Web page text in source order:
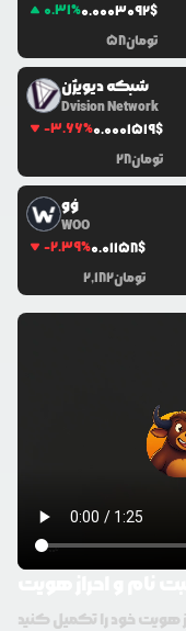
0.31%0.0003092$
58تومان
شبکه دیویژن
Dvision Network
-3.66%0.0001519$
28تومان
وُو
WOO
-2.39%0.01158$
2,182تومان